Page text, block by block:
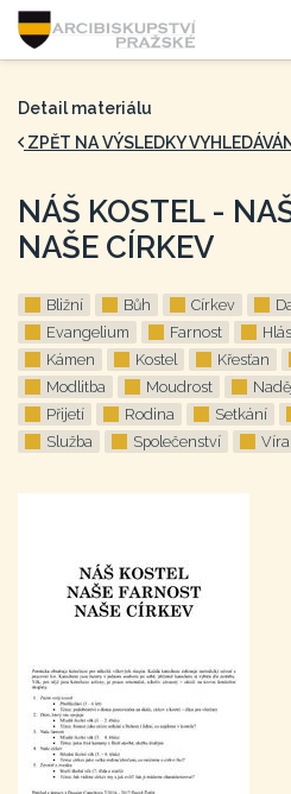
Detail materiálu
ZPĚT NA VÝSLEDKY VYHLEDÁVÁNÍ
NÁŠ KOSTEL -
NAŠE CÍRKEV
Bližní Bůh Církev
Evangelium
Farnost
Kámen
Kostel Křesťan
Modlitba
Moudrost
Přijetí
Rodina Setkání
Služba
Společenství Víra